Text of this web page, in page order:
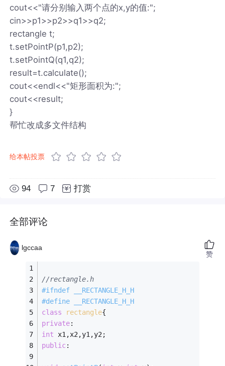
cout<<"请分别输入两个点的x,y的值:";
cin>>p1>>p2>>q1>>q2;
rectangle t;
t.setPointP(p1,p2);
t.setPointQ(q1,q2);
result=t.calculate();
cout<<endl<<"矩形面积为:";
cout<<result;
}
帮忙改成多文件结构
给本帖投票
94 7 打赏
全部评论
lgccaa
//rectangle.h
#ifndef __RECTANGLE_H_H
#define __RECTANGLE_H_H
class
rectangle{
private:
int x1,x2,y1,y2;
public:
赞